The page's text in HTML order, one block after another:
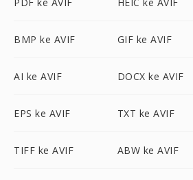
BMP ke AVIF GIF ke AVIF
AI ke AVIF DOCX ke AVIF
EPS ke AVIF TXT ke AVIF
TIFF ke AVIF ABW ke AVIF